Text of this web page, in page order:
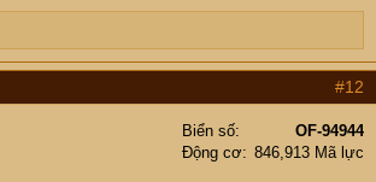
#12
Biển số
OF-94944
Động cơ
846,913 Mã lực